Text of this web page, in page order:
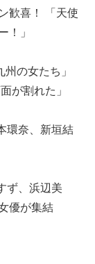
歓喜！ 「天使
！」
の女たち」
が割れた」
環奈、新垣結
ず、浜辺美
優が集結